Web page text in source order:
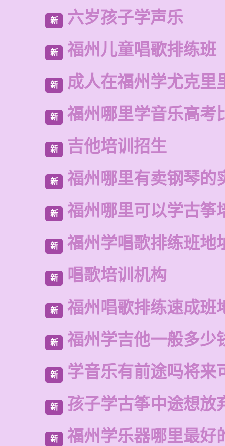
新 六岁孩子学声乐
新 福州儿童唱歌排练班
新 成人在福州学尤克里
新 福州哪里学音乐高考
新 吉他培训招生
新 福州哪里有卖钢琴的
新 福州哪里可以学古筝
新 福州学唱歌排练班地
新 唱歌培训机构
新 福州唱歌排练速成班
新 福州学吉他一般多少
新 学音乐有前途吗将来
新 孩子学古筝中途想放
新 福州学乐器哪里最好